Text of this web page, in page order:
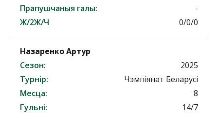
Прапушчаныя галы:
-
Ж/2Ж/Ч
0/0/0
Назаренко Артур
Сезон:
2025
Турнір:
Чэмпіянат Беларусі
Месца:
8
Гульні:
14/7